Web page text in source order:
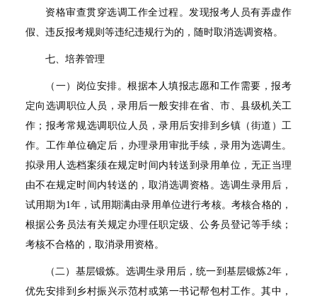
资格审查贯穿选调工作全过程。发现报考人员有弄虚作
假、违反报考规则等违纪违规行为的，随时取消选调资格。
七、培养管理
（一）岗位安排。根据本人填报志愿和工作需要，报考
定向选调职位人员，录用后一般安排在省、市、县级机关工
作；报考常规选调职位人员，录用后安排到乡镇（街道）工
作。工作单位确定后，办理录用审批手续，录用为选调生。
拟录用人选档案须在规定时间内转送到录用单位，无正当理
由不在规定时间内转送的，取消选调资格。选调生录用后，
试用期为1年，试用期满由录用单位进行考核。考核合格的，
根据公务员法有关规定办理任职定级、公务员登记等手续；
考核不合格的，取消录用资格。
（二）基层锻炼。选调生录用后，统一到基层锻炼2年，
优先安排到乡村振兴示范村或第一书记帮包村工作。其中，